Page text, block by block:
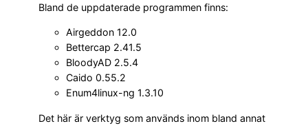
Bland de uppdaterade programmen finns:
Airgeddon 12.0
Bettercap 2.41.5
BloodyAD 2.5.4
Caido 0.55.2
Enum4linux-ng 1.3.10
Det här är verktyg som används inom bland annat